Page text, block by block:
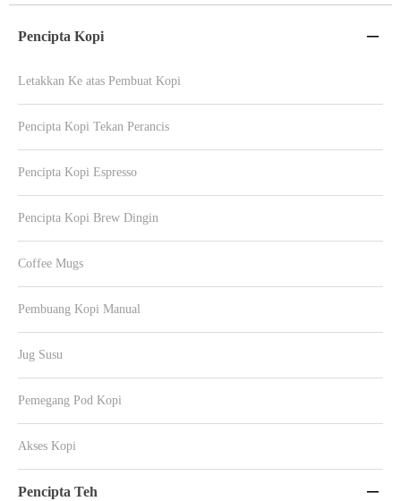
Pencipta Kopi 
Letakkan Ke atas Pembuat Kopi
Pencipta Kopi Tekan Perancis
Pencipta Kopi Espresso
Pencipta Kopi Brew Dingin
Coffee Mugs
Pembuang Kopi Manual
Jug Susu
Pemegang Pod Kopi
Akses Kopi
Pencipta Teh 